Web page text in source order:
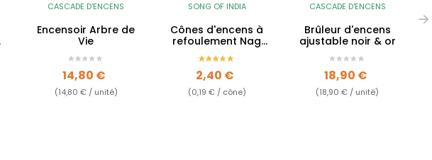
CASCADE D'ENCENS
Encensoir Arbre de
Vie
Prix
14,80 €
(14,80 € / unité)
SONG OF INDIA
Cônes d'encens à
refoulement Nag
Champa - Backflow
Prix
2,40 €
(0,19 € / cône)
CASCADE D'ENCENS
Brûleur d'encens
ajustable noir & or
Prix
18,90 €
(18,90 € / unité)